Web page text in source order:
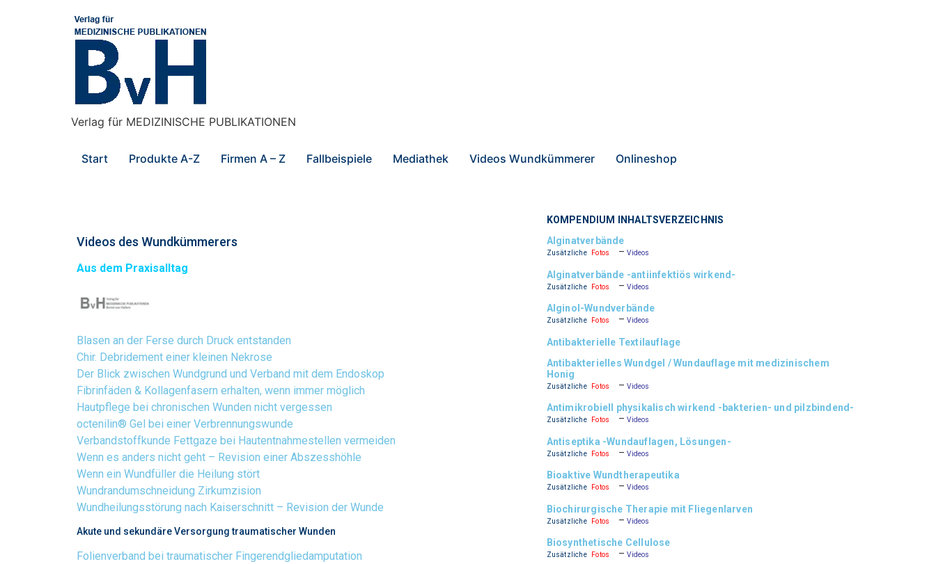
Verlag für MEDIZINISCHE PUBLIKATIONEN
Start Produkte A-Z Firmen A – Z Fallbeispiele Mediathek Videos Wundkümmerer Onlineshop
Videos des Wundkümmerers
Aus dem Praxisalltag
Blasen an der Ferse durch Druck entstanden
Chir. Debridement einer kleinen Nekrose
Der Blick zwischen Wundgrund und Verband mit dem Endoskop
Fibrinfäden & Kollagenfasern erhalten, wenn immer möglich
Hautpflege bei chronischen Wunden nicht vergessen
octenilin® Gel bei einer Verbrennungswunde
Verbandstoffkunde Fettgaze bei Hautentnahmestellen vermeiden
Wenn es anders nicht geht – Revision einer Abszesshöhle
Wenn ein Wundfüller die Heilung stört
Wundrandumschneidung Zirkumzision
Wundheilungsstörung nach Kaiserschnitt – Revision der Wunde
Akute und sekundäre Versorgung traumatischer Wunden
Folienverband bei traumatischer Fingerendgliedamputation
KOMPENDIUM INHALTSVERZEICHNIS
Alginatverbände
Zusätzliche Fotos –Videos
Alginatverbände -antiinfektiös wirkend-
Zusätzliche Fotos –Videos
Alginol-Wundverbände
Zusätzliche Fotos –Videos
Antibakterielle Textilauflage
Antibakterielles Wundgel / Wundauflage mit medizinischem
Honig
Zusätzliche Fotos –Videos
Antimikrobiell physikalisch wirkend -bakterien- und pilzbindend-
Zusätzliche Fotos –Videos
Antiseptika -Wundauflagen, Lösungen-
Zusätzliche Fotos –Videos
Bioaktive Wundtherapeutika
Zusätzliche Fotos –Videos
Biochirurgische Therapie mit Fliegenlarven
Zusätzliche Fotos –Videos
Biosynthetische Cellulose
Zusätzliche Fotos –Videos